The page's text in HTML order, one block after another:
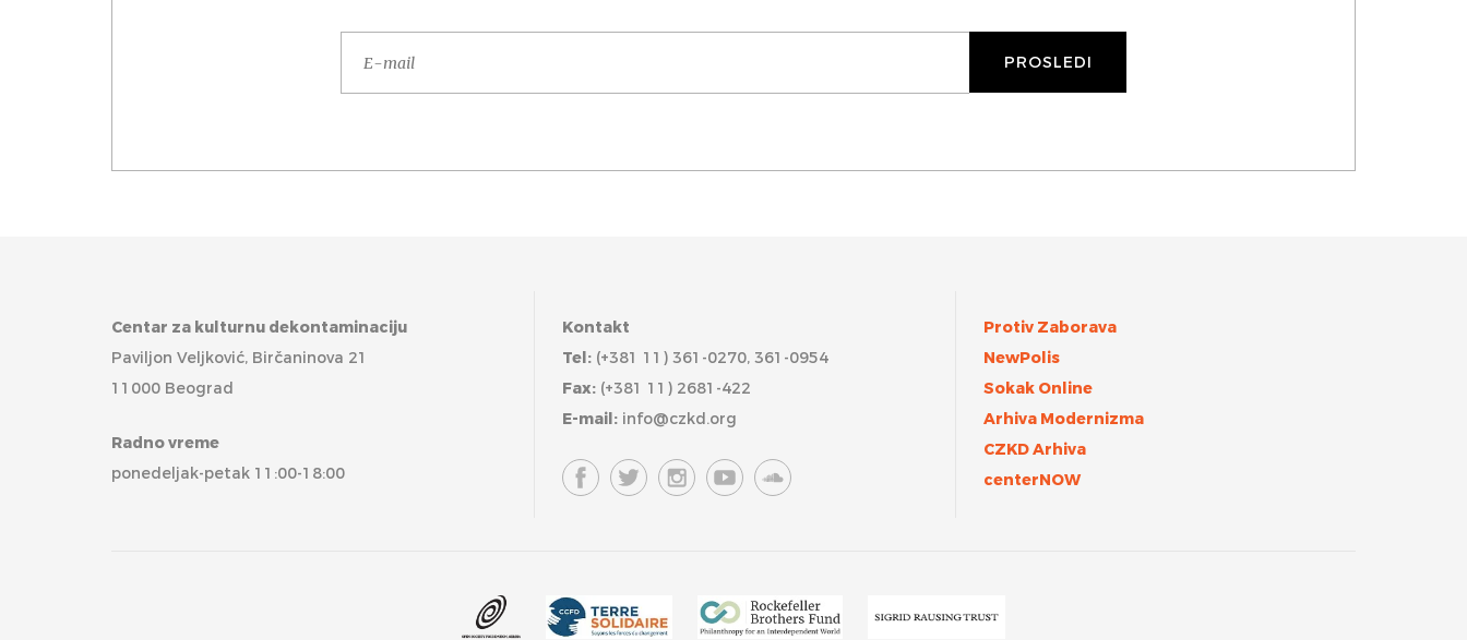
Centar za kulturnu dekontaminaciju
Paviljon Veljković, Birčaninova 21
11000 Beograd
Radno vreme
ponedeljak-petak 11:00-18:00
Kontakt
Tel:(+381 11) 361-0270, 361-0954
Fax:(+381 11) 2681-422
E-mail: info@czkd.org
Protiv Zaborava
NewPolis
Sokak Online
Arhiva Modernizma
CZKD Arhiva
centerNOW